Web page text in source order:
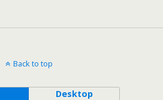
Back to top
Desktop